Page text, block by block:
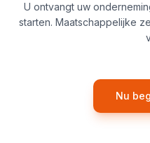
U ontvangt uw
starten. Maatschappelijke
Nu